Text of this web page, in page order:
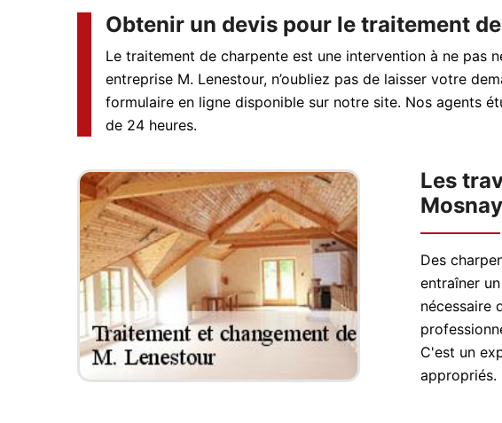
Obtenir un devis pour le traitement
Le traitement de charpente est une intervention à ne pas
entreprise M. Lenestour, n’oubliez pas de laisser votre
formulaire en ligne disponible sur notre site. Nos agents
de 24 heures.
Les
Des
entraîner
nécessaire
C'est un
appropriés.